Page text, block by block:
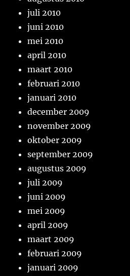
juli 2010
juni 2010
mei 2010
april 2010
maart 2010
februari 2010
januari 2010
december 2009
november 2009
oktober 2009
september 2009
augustus 2009
juli 2009
juni 2009
mei 2009
april 2009
maart 2009
februari 2009
januari 2009